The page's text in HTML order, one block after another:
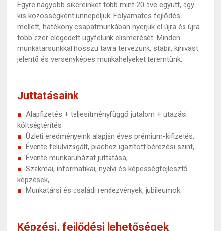
Egyre nagyobb sikereinket több mint 20 éve együtt, egy
kis közösségként ünnepeljük. Folyamatos fejlődés
mellett, hatékony csapatmunkában nyerjük el újra és újra
több ezer elégedett ügyfelünk elismerését. Minden
munkatársunkkal hosszú távra tervezünk, stabil, kihívást
jelentő és versenyképes munkahelyeket teremtünk.
Juttatásaink
Alapfizetés + teljesítményfüggő jutalom + utazási
költségtérítés
Üzleti eredményeink alapján éves prémium-kifizetés,
Évente felülvizsgált, piachoz igazított bérezési szint,
Évente munkaruházat juttatása,
Szakmai, informatikai, nyelvi és képességfejlesztő
képzések,
Munkatársi és családi rendezvények, jubileumok.
Képzési, fejlődési lehetőségek